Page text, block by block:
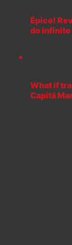
Épico!
do infinito
What If
Capitã